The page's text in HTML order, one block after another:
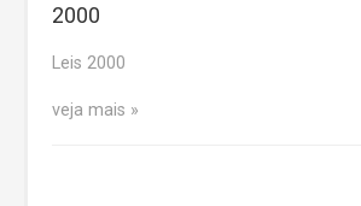
2000
Leis 2000
veja mais